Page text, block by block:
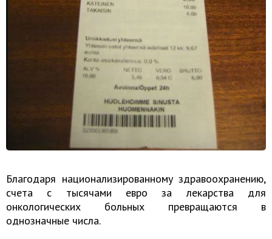
Благодаря национализированному здравоохранению,
счета с тысячами евро за лекарства для
онкологических больных превращаются в
однозначные числа.